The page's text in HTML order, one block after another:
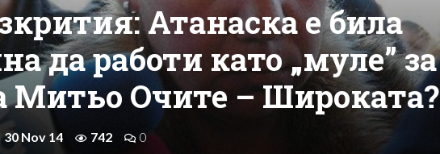
Атанаска е била
да работи като „муле” за
Митьо Очите – Широката?
30 Nov 14 742 0